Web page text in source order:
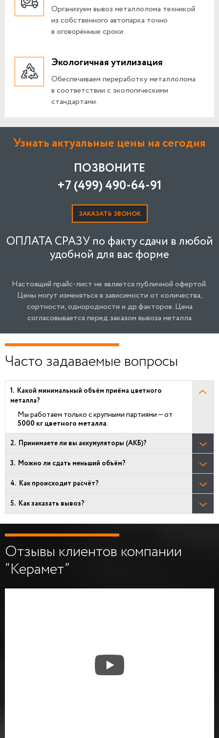
Организуем вывоз металлолома техникой
из собственного автопарка точно
в оговорённые сроки.
Экологичная утилизация
Обеспечиваем переработку металлолома
в соответствии с экологическими
стандартами.
Узнать актуальные цены на сегодня
ПОЗВОНИТЕ
+7 (499) 490-64-91
ЗАКАЗАТЬ ЗВОНОК
ОПЛАТА СРАЗУ по факту сдачи в любой
удобной для вас форме
Настоящий прайс-лист не является публичной офертой.
Цены могут изменяться в зависимости от количества,
сортности, однородности и др.факторов. Цена
согласовывается перед заказом вывоза металла
Часто задаваемые вопросы
Какой минимальный объём приёма цветного
металла?
Мы работаем только с крупными партиями — от
5000 кг цветного металла.
Принимаете ли вы аккумуляторы (АКБ)?
Можно ли сдать меньший объём?
Как происходит расчёт?
Как заказать вывоз?
Отзывы клиентов компании
“Керамет”